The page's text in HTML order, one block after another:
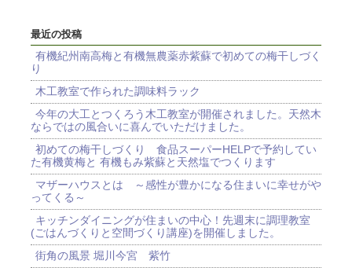
最近の投稿
有機紀州南高梅と有機無農薬赤紫蘇で初めての梅干しづく
り
木工教室で作られた調味料ラック
今年の大工とつくろう木工教室が開催されました。天然木
ならではの風合いに喜んでいただけました。
初めての梅干しづくり 食品スーパーHELPで予約してい
た有機黄梅と 有機もみ紫蘇と天然塩でつくります
マザーハウスとは ～感性が豊かになる住まいに幸せがや
ってくる～
キッチンダイニングが住まいの中心！先週末に調理教室
(ごはんづくりと空間づくり講座)を開催しました。
街角の風景 堀川今宮 紫竹